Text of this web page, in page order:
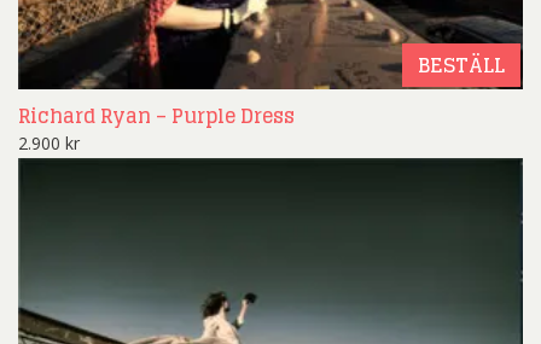
BESTÄLL
Richard Ryan – Purple Dress
2.900 kr